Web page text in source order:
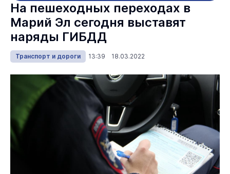
На пешеходных переходах в
Марий Эл сегодня выставят
наряды ГИБДД
Транспорт и дороги 13:39 18.03.2022